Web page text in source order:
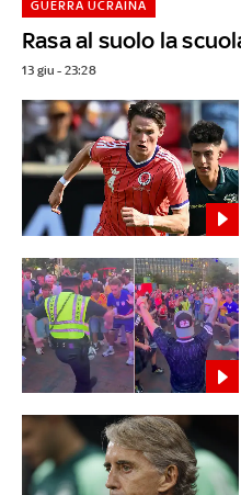
Rasa al suolo la
GUERRA UCRAINA
13 giu - 23:28